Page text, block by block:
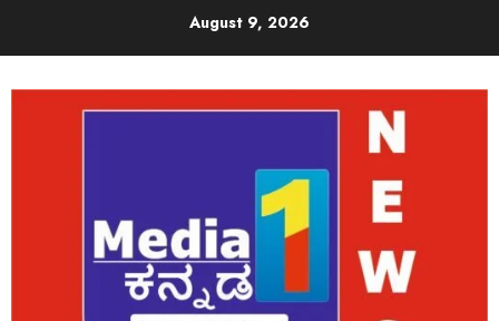
August 9, 2026